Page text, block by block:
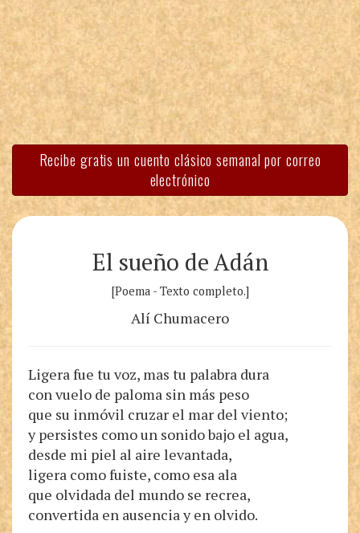
Recibe gratis un cuento clásico semanal por correo
electrónico
El sueño de Adán
[Poema - Texto completo.]
Alí Chumacero
Ligera fue tu voz, mas tu palabra dura
con vuelo de paloma sin más peso
que su inmóvil cruzar el mar del viento;
y persistes como un sonido bajo el agua,
desde mi piel al aire levantada,
ligera como fuiste, como esa ala
que olvidada del mundo se recrea,
convertida en ausencia y en olvido.